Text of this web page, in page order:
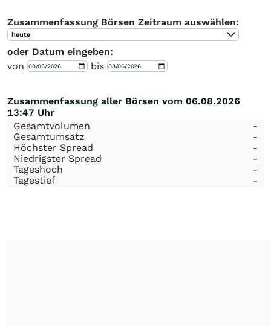
Zusammenfassung Börsen Zeitraum auswählen:
heute
oder Datum eingeben:
von
bis
Zusammenfassung aller Börsen vom 06.08.2026
13:47 Uhr
Gesamtvolumen
-
Gesamtumsatz
-
Höchster Spread
-
Niedrigster Spread
-
Tageshoch
-
Tagestief
-